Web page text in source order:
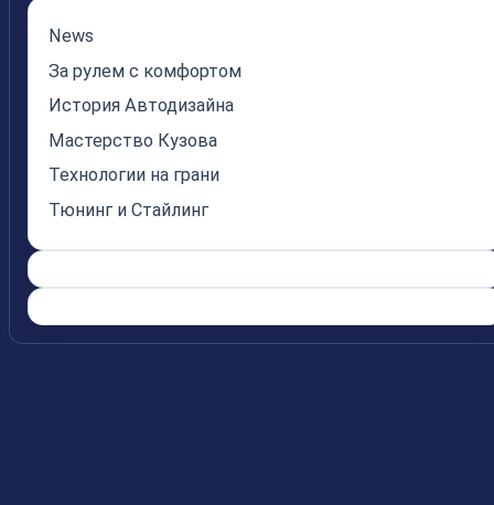
News
За рулем с комфортом
История Автодизайна
Мастерство Кузова
Технологии на грани
Тюнинг и Стайлинг